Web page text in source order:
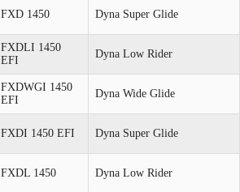
FXD 1450 Dyna Super Glide
FXDLI 1450
EFI
Dyna Low Rider
FXDWGI 1450
EFI
Dyna Wide Glide
FXDI 1450 EFI Dyna Super Glide
FXDL 1450 Dyna Low Rider